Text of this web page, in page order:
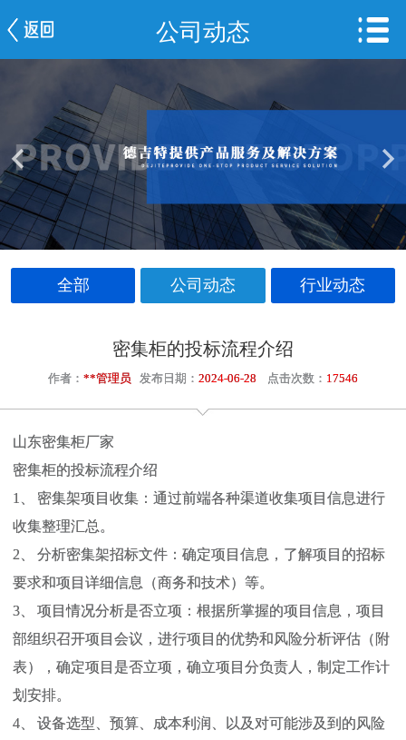
公司动态
全部 公司动态 行业动态
密集柜的投标流程介绍
作者： **管理员 发布日期： 2024-06-28 点击次数： 17546
山东密集柜厂家
密集柜的投标流程介绍
1、 密集架项目收集：通过前端各种渠道收集项目信息进行
收集整理汇总。
2、 分析密集架招标文件：确定项目信息，了解项目的招标
要求和项目详细信息（商务和技术）等。
3、 项目情况分析是否立项：根据所掌握的项目信息，项目
部组织召开项目会议，进行项目的优势和风险分析评估（附
表），确定项目是否立项，确立项目分负责人，制定工作计
划安排。
4、 设备选型、预算、成本利润、以及对可能涉及到的风险
网站首页
服务案例
车间一览